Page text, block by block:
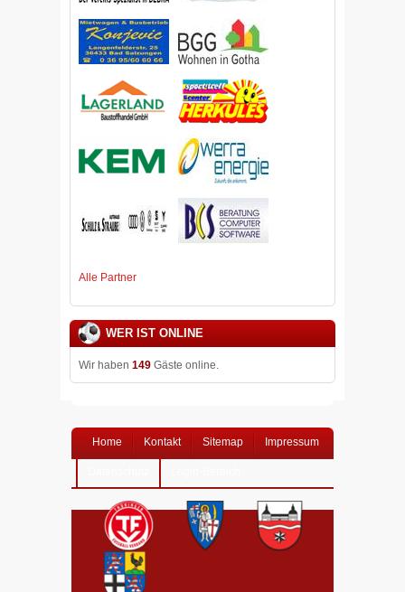
Alle Partner
WER IST ONLINE
Wir haben 149 Gäste online.
Home Kontakt Sitemap Impressum